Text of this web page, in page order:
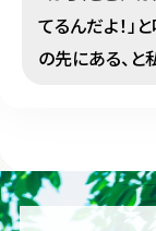
てるんだよ！」
の先にある、と